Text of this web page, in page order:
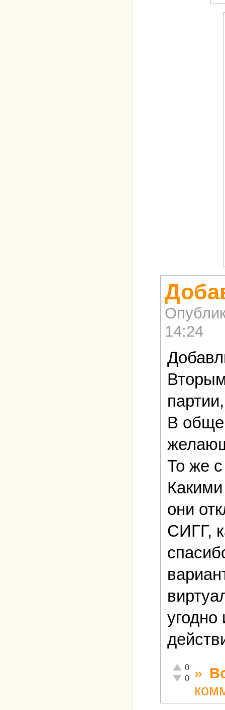
14:24
В
То же
они
СИГГ,
Отлично!
0
Неадекватно!
0 »